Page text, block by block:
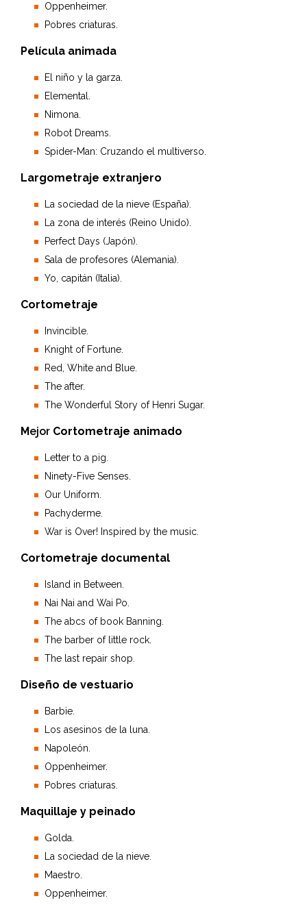
Oppenheimer.
Pobres criaturas.
Película animada
El niño y la garza.
Elemental.
Nimona.
Robot Dreams.
Spider-Man: Cruzando el multiverso.
Largometraje extranjero
La sociedad de la nieve (España).
La zona de interés (Reino Unido).
Perfect Days (Japón).
Sala de profesores (Alemania).
Yo, capitán (Italia).
Cortometraje
Invincible.
Knight of Fortune.
Red, White and Blue.
The after.
The Wonderful Story of Henri Sugar.
Mejor Cortometraje animado
Letter to a pig.
Ninety-Five Senses.
Our Uniform.
Pachyderme.
War is Over! Inspired by the music.
Cortometraje documental
Island in Between.
Nai Nai and Wai Po.
The abcs of book Banning.
The barber of little rock.
The last repair shop.
Diseño de vestuario
Barbie.
Los asesinos de la luna.
Napoleón.
Oppenheimer.
Pobres criaturas.
Maquillaje y peinado
Golda.
La sociedad de la nieve.
Maestro.
Oppenheimer.